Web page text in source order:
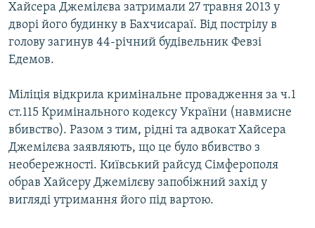
Хайсера Джемілєва затримали 27 травня 2013 у
дворі його будинку в Бахчисараї. Від пострілу в
голову загинув 44-річний будівельник Февзі
Едемов.
Міліція відкрила кримінальне провадження за ч.1
ст.115 Кримінального кодексу України (навмисне
вбивство). Разом з тим, рідні та адвокат Хайсера
Джемілєва заявляють, що це було вбивство з
необережності. Київський райсуд Сімферополя
обрав Хайсеру Джемілєву запобіжний захід у
вигляді утримання його під вартою.